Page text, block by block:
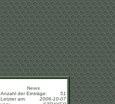
News
Anzahl der Einträge:
51
Letzter am:
2006-10-07